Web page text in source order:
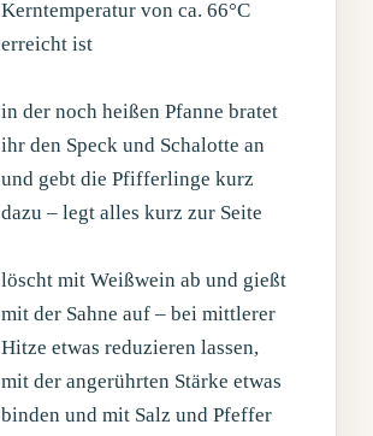
Kerntemperatur von ca. 66°C
erreicht ist
in der noch heißen Pfanne bratet
ihr den Speck und Schalotte an
und gebt die Pfifferlinge kurz
dazu – legt alles kurz zur Seite
löscht mit Weißwein ab und gießt
mit der Sahne auf – bei mittlerer
Hitze etwas reduzieren lassen,
mit der angerührten Stärke etwas
binden und mit Salz und Pfeffer